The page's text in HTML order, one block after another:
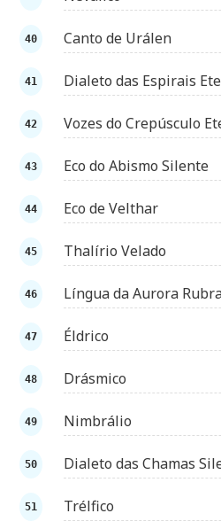
Canto de Urálen
Dialeto das Espirais
Vozes do Crepúsculo
Eco do Abismo Silente
Eco de Velthar
Thalírio Velado
Língua da Aurora
Éldrico
Drásmico
Nimbrálio
Dialeto das Chamas
Trélfico